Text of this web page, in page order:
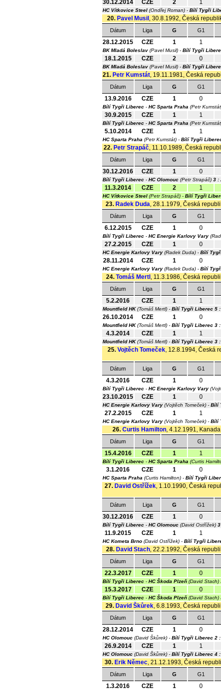
30.12.2014 CZE 2 1
HC Vítkovice Steel (Ondřej Roman) - Bílí Tygři
20. Pavel Musil , 30.8.1992, Česká
Dátum Liga G G1
28.12.2015 CZE 1 1
BK Mladá Boleslav (Pavel Musil) - Bílí Tygři
18.1.2015 CZE 2 0
BK Mladá Boleslav (Pavel Musil) - Bílí Tygři
21. Petr Kumstát, 19.11.1981, Česká
Dátum Liga G G1
13.9.2016 CZE 1 0
Bílí Tygři Liberec - HC Sparta Praha (Petr
30.9.2015 CZE 1 1
Bílí Tygři Liberec - HC Sparta Praha (Petr
5.10.2014 CZE 1 1
HC Sparta Praha (Petr Kumstát) - Bílí Tygři
22. Petr Strapáč, 11.10.1989, Česká
Dátum Liga G G1
30.12.2016 CZE 1 0
Bílí Tygři Liberec - HC Olomouc (Petr Strapáč) 3 :
11.3.2014 CZE 2 1
HC Vítkovice Steel (Petr Strapáč) - Bílí Tygři
23. Radek Duda, 28.1.1979, Česká
Dátum Liga G G1
6.12.2015 CZE 1 0
Bílí Tygři Liberec - HC Energie Karlovy Vary
27.2.2015 CZE 1 0
HC Energie Karlovy Vary (Radek Duda) - Bílí
28.11.2014 CZE 1 0
HC Energie Karlovy Vary (Radek Duda) - Bílí
24. Tomáš Mertl , 11.3.1986, Česká
Dátum Liga G G1
5.2.2016 CZE 1 1
Mountfield HK(Tomáš Mertl) - Bílí Tygři Liberec 5
26.10.2014 CZE 1 0
Mountfield HK(Tomáš Mertl) - Bílí Tygři Liberec 3
4.3.2014 CZE 1 1
Mountfield HK(Tomáš Mertl) - Bílí Tygři Liberec 3
25. Vojtěch Tomeček, 12.8.1994, Česká
Dátum Liga G G1
4.3.2016 CZE 1 0
Bílí Tygři Liberec - HC Energie Karlovy Vary
23.10.2015 CZE 1 0
HC Energie Karlovy Vary (Vojtěch Tomeček) - Bílí
27.2.2015 CZE 1 1
HC Energie Karlovy Vary (Vojtěch Tomeček) - Bílí
26. Curtis Hamilton, 4.12.1991,
Dátum Liga G G1
15.4.2016 CZE 1 1
Bílí Tygři Liberec - HC Sparta Praha (Curtis
3.1.2016 CZE 1 0
HC Sparta Praha (Curtis Hamilton) - Bílí Tygři
27. David Ostřížek, 1.10.1990, Česká
Dátum Liga G G1
30.12.2016 CZE 1 0
Bílí Tygři Liberec - HC Olomouc (David Ostřížek)
11.9.2015 CZE 1 1
HC Kometa Brno (David Ostřížek) - Bílí Tygři
28. David Stach, 22.2.1992, Česká
Dátum Liga G G1
22.3.2017 CZE 1 0
Bílí Tygři Liberec - HC Škoda Plzeň (David Stach)
15.3.2017 CZE 1 0
Bílí Tygři Liberec - HC Škoda Plzeň (David Stach)
29. David Škůrek, 6.8.1993, Česká
Dátum Liga G G1
28.12.2014 CZE 1 0
HC Olomouc (David Škůrek) - Bílí Tygři Liberec 2
26.9.2014 CZE 1 1
HC Olomouc (David Škůrek) - Bílí Tygři Liberec 4
30. Erik Němec, 21.12.1993, Česká
Dátum Liga G G1
1.3.2016 CZE 1 0